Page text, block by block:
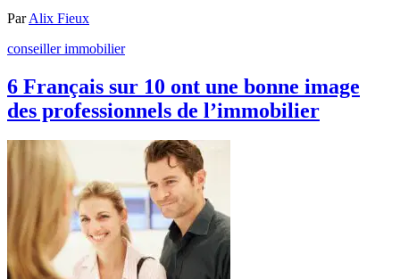
ParAlix Fieux
conseiller immobilier
6 Français sur 10 ont une bonne image
des professionnels de l’immobilier